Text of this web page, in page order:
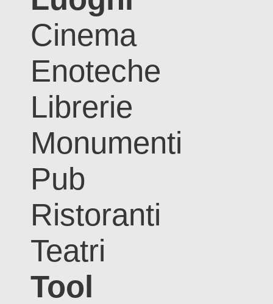
Cinema
Enoteche
Librerie
Monumenti
Pub
Ristoranti
Teatri
Tool